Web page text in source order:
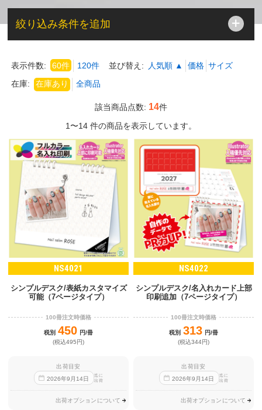
絞り込み条件を追加
表示件数: 60件 120件 並び替え: 人気順 ▲ 価格 サイズ
在庫:
該当商品点数: 14件
1〜14 件の商品を表示しています。
NS4021
シンプルデスク/表紙カスタマイズ
可能（7ページタイプ）
100冊注文時価格
税別 450 円/冊
(税込495円)
出荷目安
2026年9 月 14日
迄に
出荷
出荷オプションについて
NS4022
シンプルデスク/名入れカード上部
印刷追加（7ページタイプ）
100冊注文時価格
税別 313 円/冊
(税込344円)
出荷目安
2026年9 月 14日
迄に
出荷
出荷オプションについて